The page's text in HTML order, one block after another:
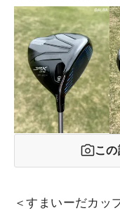
こ
＜すまいーだカ